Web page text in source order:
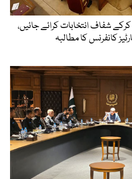
شفاف انتخابات کرائے جائیں،
کانفرنس کا مطالبہ